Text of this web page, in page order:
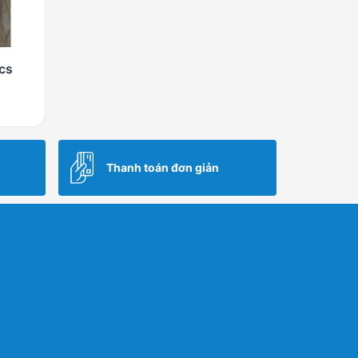
Thanh toán đơn giản